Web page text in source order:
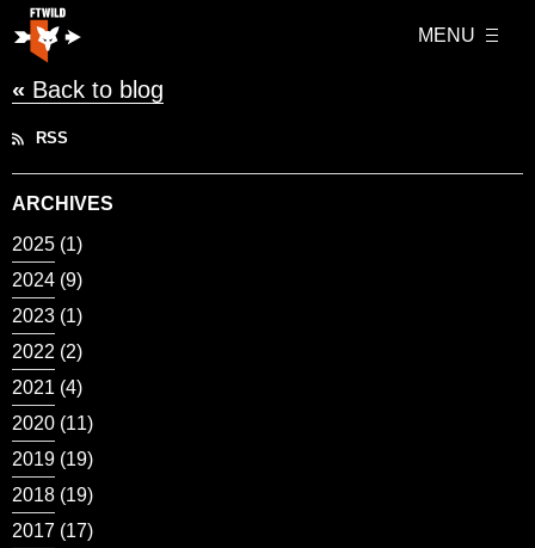
MENU
« Back to blog
RSS
ARCHIVES
2025 (1)
2024 (9)
2023 (1)
2022 (2)
2021 (4)
2020 (11)
2019 (19)
2018 (19)
2017 (17)